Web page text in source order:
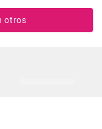
otros